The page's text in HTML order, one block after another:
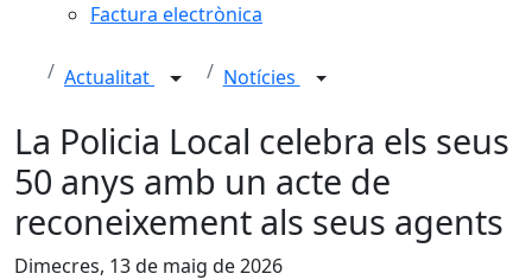
Factura electrònica
Actualitat Notícies
La Policia Local celebra els seus
50 anys amb un acte de
reconeixement als seus agents
Dimecres, 13 de maig de 2026